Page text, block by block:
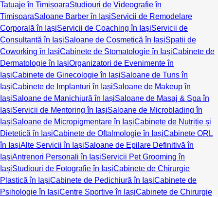
Tatuaje în TimișoaraStudiouri de Videografie în
TimișoaraSaloane Barber în IașiServicii de Remodelare
Corporală în IașiServicii de Coaching în IașiServicii de
Consultanță în IașiSaloane de Cosmetică în IașiSpații de
Coworking în IașiCabinete de Stomatologie în IașiCabinete de
Dermatologie în IașiOrganizatori de Evenimente în
IașiCabinete de Ginecologie în IașiSaloane de Tuns în
IașiCabinete de Implanturi în IașiSaloane de Makeup în
IașiSaloane de Manichiură în IașiSaloane de Masaj & Spa în
IașiServicii de Mentoring în IașiSaloane de Microblading în
IașiSaloane de Micropigmentare în IașiCabinete de Nutriție și
Dietetică în IașiCabinete de Oftalmologie în IașiCabinete ORL
în IașiAlte Servicii în IașiSaloane de Epilare Definitivă în
IașiAntrenori Personali în IașiServicii Pet Grooming în
IașiStudiouri de Fotografie în IașiCabinete de Chirurgie
Plastică în IașiCabinete de Pedichiură în IașiCabinete de
Psihologie în IașiCentre Sportive în IașiCabinete de Chirurgie